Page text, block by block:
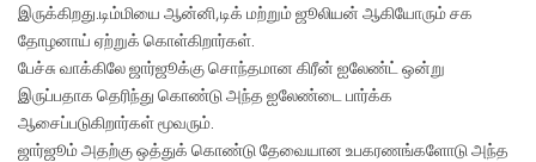
இருக்கிறது.டிம்மியை ஆன்னி,டிக் மற்றும் ஜூலியன் ஆகியோரும் சக
தோழனாய் ஏற்றுக் கொள்கிறார்கள்.
பேச்சு வாக்கிலே ஜார்ஜூக்கு சொந்தமான கிரீன் ஐலேண்ட் ஒன்று
இருப்பதாக தெரிந்து கொண்டு அந்த ஐலேண்டை பார்க்க
ஆசைப்படுகிறார்கள் மூவரும்.
ஜார்ஜூம் அதற்கு ஒத்துக் கொண்டு தேவையான உபகரணங்களோடு அந்த